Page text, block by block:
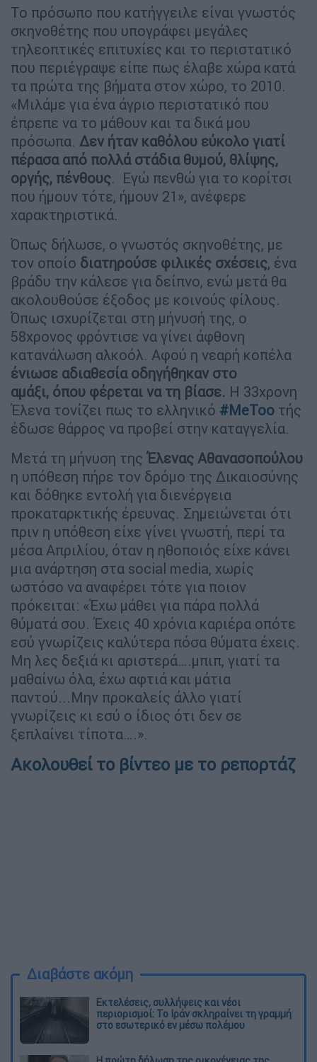
Το πρόσωπο που κατήγγειλε είναι γνωστός
σκηνοθέτης που υπογράφει μεγάλες
τηλεοπτικές επιτυχίες και το περιστατικό
που περιέγραψε είπε πως έλαβε χώρα κατά
τα πρώτα της βήματα στον χώρο, το 2010.
«Μιλάμε για ένα άγριο περιστατικό που
έπρεπε να το μάθουν και τα δικά μου
πρόσωπα. Δεν ήταν καθόλου εύκολο γιατί
πέρασα από πολλά στάδια θυμού, θλίψης,
οργής, πένθους. Εγώ πενθώ για το κορίτσι
που ήμουν τότε, ήμουν 21», ανέφερε
χαρακτηριστικά.
Όπως δήλωσε, ο γνωστός σκηνοθέτης, με
τον οποίο διατηρούσε φιλικές σχέσεις, ένα
βράδυ την κάλεσε για δείπνο, ενώ μετά θα
ακολουθούσε έξοδος με κοινούς φίλους.
Όπως ισχυρίζεται στη μήνυσή της, ο
58χρονος φρόντισε να γίνει άφθονη
κατανάλωση αλκοόλ. Αφού η νεαρή κοπέλα
ένιωσε αδιαθεσία οδηγήθηκαν στο
αμάξι, όπου φέρεται να τη βίασε. Η 33χρονη
Έλενα τονίζει πως το ελληνικό #MeToo τής
έδωσε θάρρος να προβεί στην καταγγελία.
Μετά τη μήνυση της Έλενας Αθανασοπούλου
η υπόθεση πήρε τον δρόμο της Δικαιοσύνης
και δόθηκε εντολή για διενέργεια
προκαταρκτικής έρευνας. Σημειώνεται ότι
πριν η υπόθεση είχε γίνει γνωστή, περί τα
μέσα Απριλίου, όταν η ηθοποιός είχε κάνει
μια ανάρτηση στα social media, χωρίς
ωστόσο να αναφέρει τότε για ποιον
πρόκειται: «Έχω μάθει για πάρα πολλά
θύματά σου. Έχεις 40 χρόνια καριέρα οπότε
εσύ γνωρίζεις καλύτερα πόσα θύματα έχεις.
Μη λες δεξιά κι αριστερά….μπιπ, γιατί τα
μαθαίνω όλα, έχω αφτιά και μάτια
παντού...Μην προκαλείς άλλο γιατί
γνωρίζεις κι εσύ ο ίδιος ότι δεν σε
ξεπλαίνει τίποτα….».
Ακολουθεί το βίντεο με το ρεπορτάζ
Διαβάστε ακόμη
Εκτελέσεις, συλλήψεις και νέοι
περιορισμοί: Το Ιράν σκληραίνει τη γραμμή
στο εσωτερικό εν μέσω πολέμου